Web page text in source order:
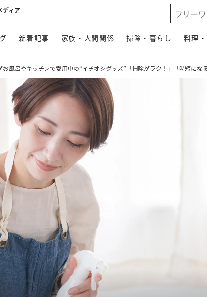
ディア
新着記事 家族・人間関係 掃除・暮らし 料理
お風呂やキッチンで愛用中の“イチオシグッズ”「掃除がラク！」「時短になる